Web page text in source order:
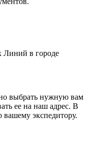
Линий в городе
выбрать нужную вам
ее на наш адрес. В
вашему экспедитору.